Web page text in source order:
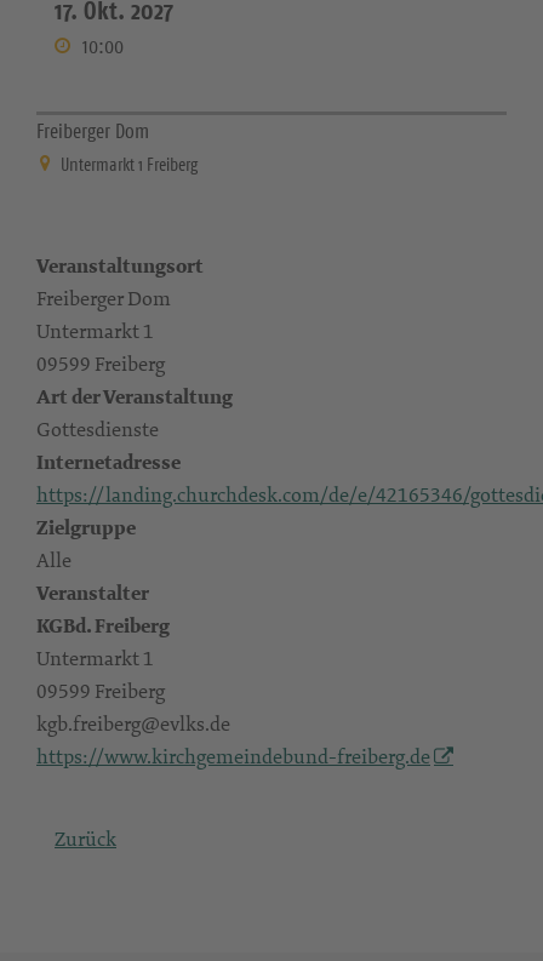
17. Okt. 2027
10:00
Freiberger Dom
Untermarkt 1 Freiberg
Veranstaltungsort
Freiberger Dom
Untermarkt 1
09599 Freiberg
Art der Veranstaltung
Gottesdienste
Internetadresse
https://landing.churchdesk.com/de/e/42165346/
Zielgruppe
Alle
Veranstalter
KGBd. Freiberg
Untermarkt 1
09599 Freiberg
kgb.freiberg@evlks.de
https://www.kirchgemeindebund-freiberg.de
Zurück